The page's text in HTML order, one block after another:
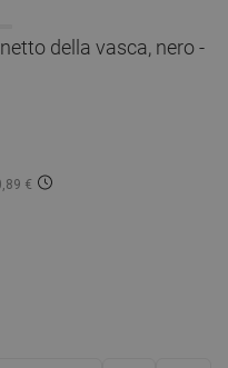
della vasca, nero -
€